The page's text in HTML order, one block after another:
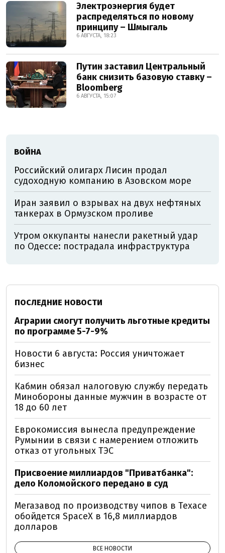
Электроэнергия будет
распределяться по новому
принципу – Шмыгаль
6 АВГУСТА, 18:23
Путин заставил Центральный
банк снизить базовую ставку –
Bloomberg
6 АВГУСТА, 15:07
ВОЙНА
Российский олигарх Лисин продал
судоходную компанию в Азовском море
Иран заявил о взрывах на двух нефтяных
танкерах в Ормузском проливе
Утром оккупанты нанесли ракетный удар
по Одессе: пострадала инфраструктура
ПОСЛЕДНИЕ НОВОСТИ
Аграрии смогут получить льготные кредиты
по программе 5-7-9%
Новости 6 августа: Россия уничтожает
бизнес
Кабмин обязал налоговую службу передать
Минобороны данные мужчин в возрасте от
18 до 60 лет
Еврокомиссия вынесла предупреждение
Румынии в связи с намерением отложить
отказ от угольных ТЭС
Присвоение миллиардов "Приватбанка":
дело Коломойского передано в суд
Мегазавод по производству чипов в Техасе
обойдется SpaceX в 16,8 миллиардов
долларов
ВСЕ НОВОСТИ